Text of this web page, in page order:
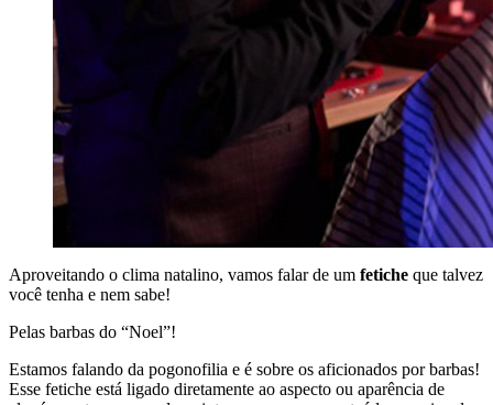
Aproveitando o clima natalino, vamos falar de um fetiche que talvez
você tenha e nem sabe!
Pelas barbas do “Noel”!
Estamos falando da pogonofilia e é sobre os aficionados por barbas!
Esse fetiche está ligado diretamente ao aspecto ou aparência de